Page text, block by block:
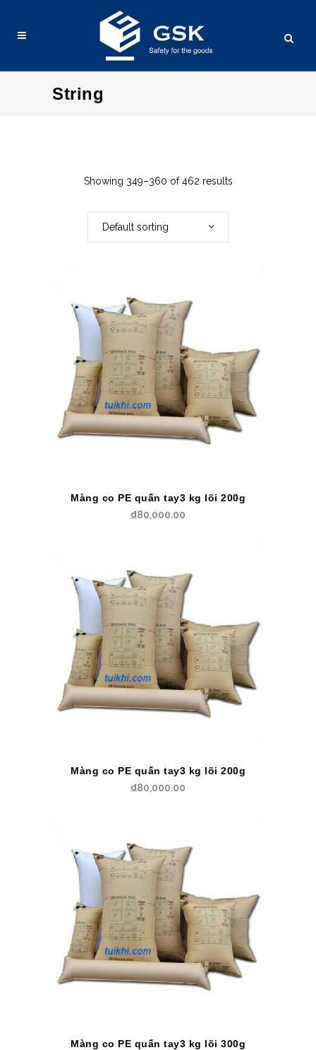
String
Showing 349–360 of 462 results
Default sorting
Màng co PE quấn tay3 kg lõi 200g
₫80,000.00
Màng co PE quấn tay3 kg lõi 200g
₫80,000.00
Màng co PE quấn tay3 kg lõi 300g